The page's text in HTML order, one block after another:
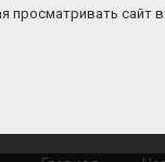
просматривать сайт